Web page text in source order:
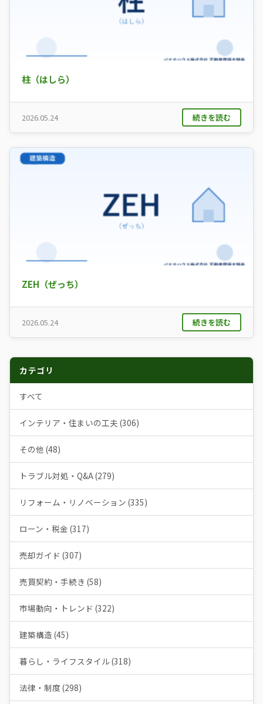
柱（はしら）
2026.05.24 続きを読む
ZEH（ぜっち）
2026.05.24 続きを読む
カテゴリ
すべて
インテリア・住まいの工夫 (306)
その他 (48)
トラブル対処・Q&A (279)
リフォーム・リノベーション (335)
ローン・税金 (317)
売却ガイド (307)
売買契約・手続き (58)
市場動向・トレンド (322)
建築構造 (45)
暮らし・ライフスタイル (318)
法律・制度 (298)